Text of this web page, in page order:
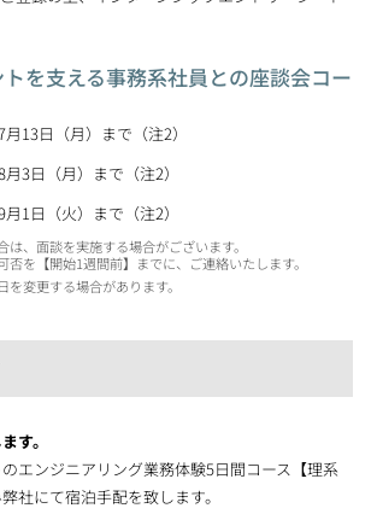
を支える事務系社員との座談会コー
13日（月）まで（注2）
3日（月）まで（注2）
1日（火）まで（注2）
は、面談を実施する場合がございます。
否を【開始1週間前】までに、ご連絡いたします。
を変更する場合があります。
す。
のエンジニアリング業務体験5日間コース【理系
社にて宿泊手配を致します。